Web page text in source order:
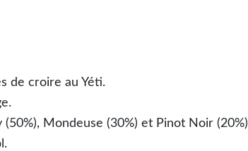
de croire au Yéti.
(50%), Mondeuse (30%) et Pinot Noir (20%)